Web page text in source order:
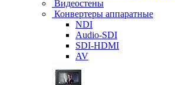
Видеостены
Конвертеры аппаратные
NDI
Audio-SDI
SDI-HDMI
AV